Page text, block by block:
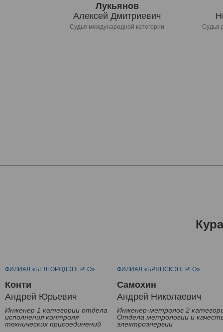
Лукьянов
Алексей Дмитриевич
Судья международной категории Судья
ФИЛИАЛ «БЕЛГОРОДЭНЕРГО»
Конти
Андрей Юрьевич
Инженер 1 категории отдела
исполнения контроля
технических присоединений
ФИЛИАЛ «БРЯНСКЭНЕРГО»
Самохин
Андрей Николаевич
Инженер-метролог 2
Отдела метрологии и
электроэнергии